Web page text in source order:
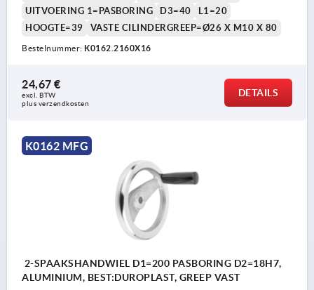
UITVOERING 1=PASBORING D3=40
L1=20
HOOGTE=39
VASTE CILINDERGREEP=Ø26 X M10 X 80
Bestelnummer: K0162.2160X16
24,67 €
excl. BTW
plus verzendkosten
DETAILS
K0162 MFG
2-SPAAKSHANDWIEL D1=200 PASBORING D2=18H7,
ALUMINIUM, BEST:DUROPLAST, GREEP VAST